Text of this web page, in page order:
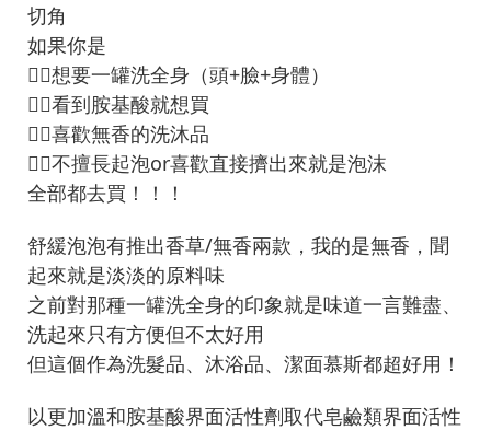
切角
如果你是
👉🏻想要一罐洗全身（頭+臉+身體）
👉🏻看到胺基酸就想買
👉🏻喜歡無香的洗沐品
👉🏻不擅長起泡or喜歡直接擠出來就是泡沫
全部都去買！！！
舒緩泡泡有推出香草/無香兩款，我的是無香，聞
起來就是淡淡的原料味
之前對那種一罐洗全身的印象就是味道一言難盡、
洗起來只有方便但不太好用
但這個作為洗髮品、沐浴品、潔面慕斯都超好用！
以更加溫和胺基酸界面活性劑取代皂鹼類界面活性